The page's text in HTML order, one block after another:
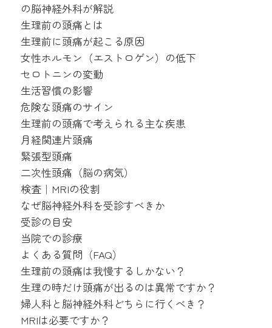
の脳神経外科が解説
生理前の頭痛とは
生理前に頭痛が起こる原因
女性ホルモン（エストロゲン）の低下
セロトニンの変動
生活習慣の影響
危険な頭痛のサイン
生理前の頭痛で考えられる主な疾患
月経関連片頭痛
緊張型頭痛
二次性頭痛（脳の病気）
検査｜MRIの役割
なぜ脳神経外科を受診すべきか
受診の目安
当院での診療
よくある質問（FAQ）
生理前の頭痛は我慢するしかない？
生理の時だけ頭痛が出るのは異常ですか？
婦人科と脳神経外科どちらに行くべき？
MRIは必要ですか？